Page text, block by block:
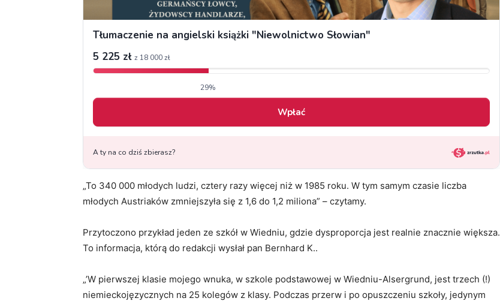
„To 340 000 młodych ludzi, cztery razy więcej niż w 1985 roku. W tym samym czasie liczba
młodych Austriaków zmniejszyła się z 1,6 do 1,2 miliona” – czytamy.
Przytoczono przykład jeden ze szkół w Wiedniu, gdzie dysproporcja jest realnie znacznie większa.
To informacja, którą do redakcji wysłał pan Bernhard K..
„’W pierwszej klasie mojego wnuka, w szkole podstawowej w Wiedniu-Alsergrund, jest trzech (!)
niemieckojęzycznych na 25 kolegów z klasy. Podczas przerw i po opuszczeniu szkoły, jedynym